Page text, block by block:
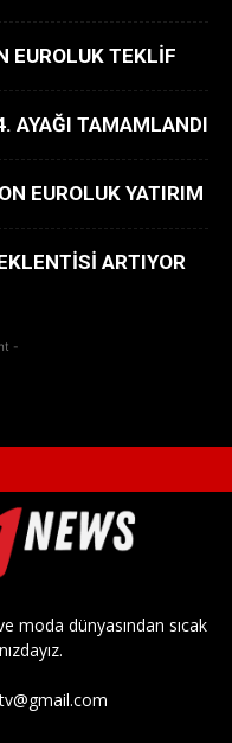
EUROLUK TEKLİF
AYAĞI TAMAMLANDI
EUROLUK YATIRIM
ARTIYOR
-
moda dünyasından sıcak